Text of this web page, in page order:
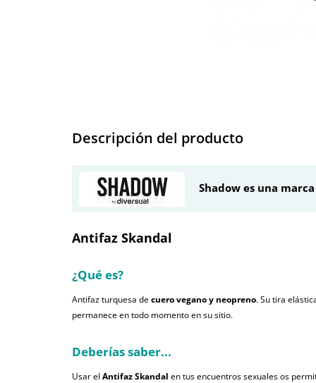
Descripción del producto
Shadow es una
Antifaz Skandal
¿Qué es?
Antifaz turquesa decuero vegano y neopreno. Su tira
permanece en todo momento en su sitio.
Deberías saber...
Usar el Antifaz Skandal en tus encuentros sexuales os